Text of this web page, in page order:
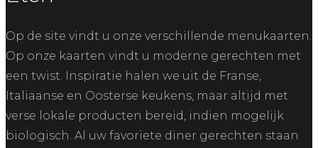
Op de site vindt u onze verschillende menukaarten.
Op onze kaarten vindt u moderne gerechten met
een twist. Inspiratie halen we uit de Franse,
Italiaanse en Oosterse keukens, maar altijd met
verse lokale producten bereid, indien mogelijk
biologisch. Al uw favoriete diner gerechten staan